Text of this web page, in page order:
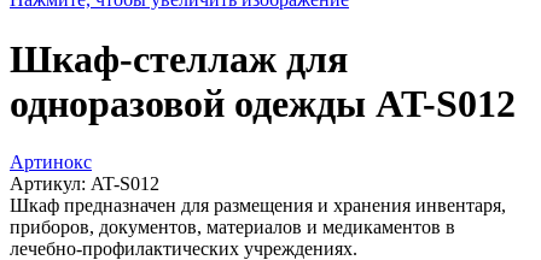
Шкаф-стеллаж для
одноразовой одежды AT-S012
Артинокс
Артикул: AT-S012
Шкаф предназначен для размещения и хранения инвентаря,
приборов, документов, материалов и медикаментов в
лечебно-профилактических учреждениях.